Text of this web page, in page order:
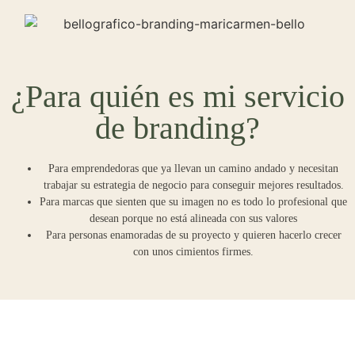
¿Para quién es mi servicio
de branding?
Para emprendedoras que ya llevan un camino andado y necesitan
trabajar su estrategia de negocio para conseguir mejores resultados.
Para marcas que sienten que su imagen no es todo lo profesional que
desean porque no está alineada con sus valores
Para personas enamoradas de su proyecto y quieren hacerlo crecer
con unos cimientos firmes.